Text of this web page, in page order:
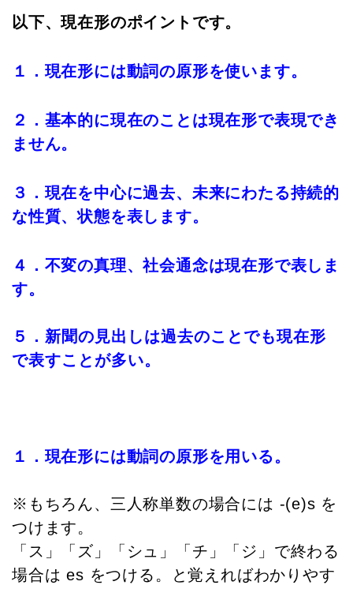
以下、現在形のポイントです。
１．現在形には動詞の原形を使います。
２．基本的に現在のことは現在形で表現でき
ません。
３．現在を中心に過去、未来にわたる持続的
な性質、状態を表します。
４．不変の真理、社会通念は現在形で表しま
す。
５．新聞の見出しは過去のことでも現在形
で表すことが多い。
１．現在形には動詞の原形を用いる。
※もちろん、三人称単数の場合には -(e)s を
つけます。
「ス」「ズ」「シュ」「チ」「ジ」で終わる
場合は es をつける。と覚えればわかりやす